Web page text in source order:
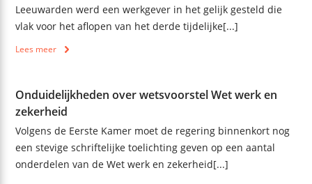
Leeuwarden werd een werkgever in het gelijk gesteld die
vlak voor het aflopen van het derde tijdelijke[...]
Lees meer
Onduidelijkheden over wetsvoorstel Wet werk en
zekerheid
Volgens de Eerste Kamer moet de regering binnenkort nog
een stevige schriftelijke toelichting geven op een aantal
onderdelen van de Wet werk en zekerheid[...]